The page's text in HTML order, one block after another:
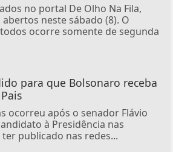
no portal De Olho Na Fila,
neste sábado (8). O
ocorre somente de segunda
para que Bolsonaro receba
ocorreu após o senador Flávio
à Presidência nas
publicado nas redes...